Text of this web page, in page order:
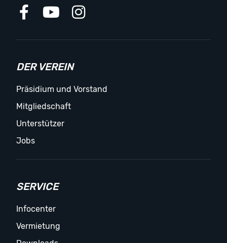
DER VEREIN
Präsidium und Vorstand
Mitgliedschaft
Unterstützer
Jobs
SERVICE
Infocenter
Vermietung